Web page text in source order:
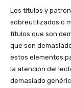
Los títulos y
sobreutilizados o
títulos que son
que son
estos elementos
la atención del
demasiado